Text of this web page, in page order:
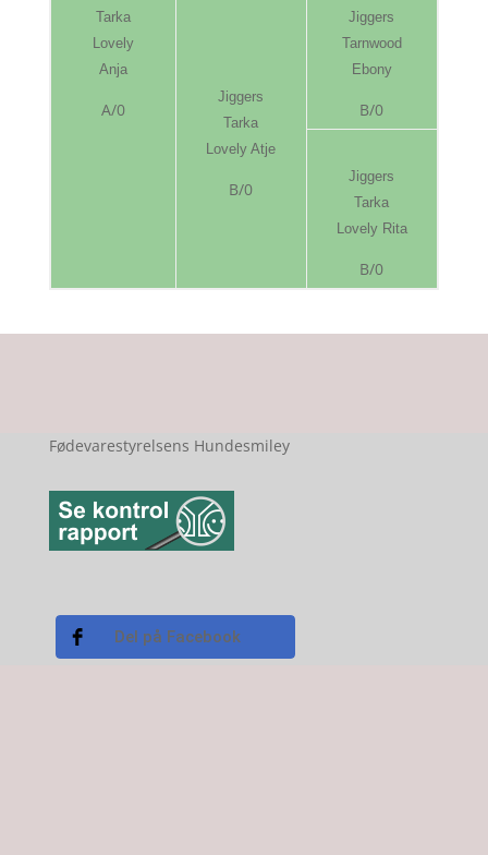
Tarka
Lovely
Anja
A/0
Jiggers
Tarka
Lovely Atje
B/0
Jiggers
Tarnwood
Ebony
B/0
Jiggers
Tarka
Lovely Rita
B/0
Fødevarestyrelsens Hundesmiley
Del på Facebook